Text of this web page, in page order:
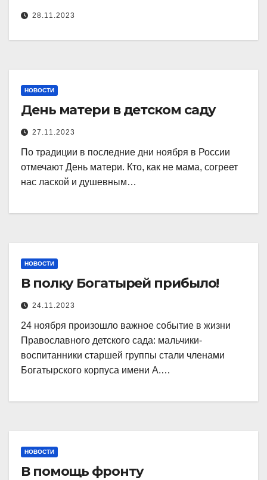
28.11.2023
НОВОСТИ
День матери в детском саду
27.11.2023
По традиции в последние дни ноября в России
отмечают День матери. Кто, как не мама, согреет
нас лаской и душевным…
НОВОСТИ
В полку Богатырей прибыло!
24.11.2023
24 ноября произошло важное событие в жизни
Православного детского сада: мальчики-
воспитанники старшей группы стали членами
Богатырского корпуса имени А.…
НОВОСТИ
В помощь фронту